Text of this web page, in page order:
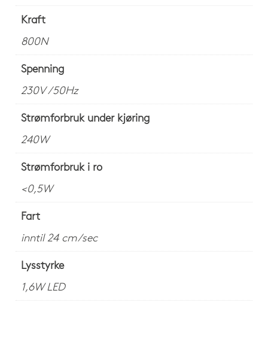
Kraft
800N
Spenning
230V /50Hz
Strømforbruk under kjøring
240W
Strømforbruk i ro
<0,5W
Fart
inntil 24 cm/sec
Lysstyrke
1,6W LED